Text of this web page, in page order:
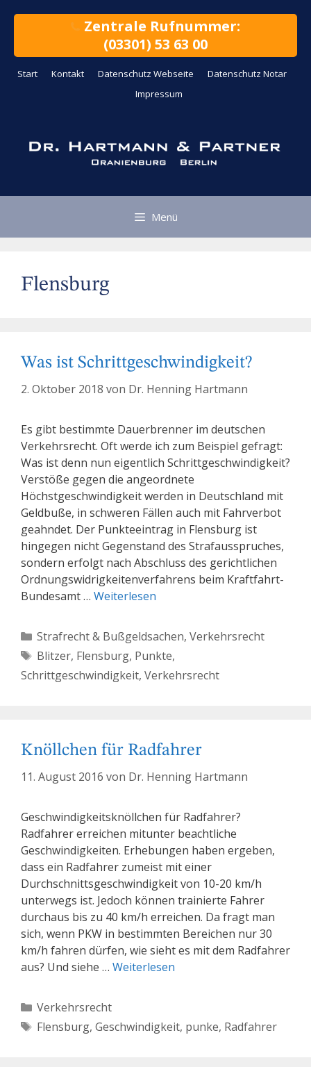
Zentrale Rufnummer:
(03301) 53 63 00
Start Kontakt Datenschutz Webseite
Datenschutz Notar
Impressum
Menü
Flensburg
Was ist Schrittgeschwindigkeit?
2. Oktober 2018 von Dr. Henning Hartmann
Es gibt bestimmte Dauerbrenner im deutschen
Verkehrsrecht. Oft werde ich zum Beispiel gefragt:
Was ist denn nun eigentlich Schrittgeschwindigkeit?
Verstöße gegen die angeordnete
Höchstgeschwindigkeit werden in Deutschland mit
Geldbuße, in schweren Fällen auch mit Fahrverbot
geahndet. Der Punkteeintrag in Flensburg ist
hingegen nicht Gegenstand des Strafausspruches,
sondern erfolgt nach Abschluss des gerichtlichen
Ordnungswidrigkeitenverfahrens beim Kraftfahrt-
Bundesamt … Weiterlesen
Kategorien
Strafrecht & Bußgeldsachen, Verkehrsrecht
Schlagwörter
Blitzer, Flensburg, Punkte,
Schrittgeschwindigkeit, Verkehrsrecht
Knöllchen für Radfahrer
11. August 2016 von Dr. Henning Hartmann
Geschwindigkeitsknöllchen für Radfahrer?
Radfahrer erreichen mitunter beachtliche
Geschwindigkeiten. Erhebungen haben ergeben,
dass ein Radfahrer zumeist mit einer
Durchschnittsgeschwindigkeit von 10-20 km/h
unterwegs ist. Jedoch können trainierte Fahrer
durchaus bis zu 40 km/h erreichen. Da fragt man
sich, wenn PKW in bestimmten Bereichen nur 30
km/h fahren dürfen, wie sieht es mit dem Radfahrer
aus? Und siehe … Weiterlesen
Kategorien
Verkehrsrecht
Schlagwörter
Flensburg, Geschwindigkeit, punke, Radfahrer